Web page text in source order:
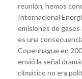
reunión, hemos
Internacional
emisiones de
es una
Copenhague en
envió la señal
climático no era